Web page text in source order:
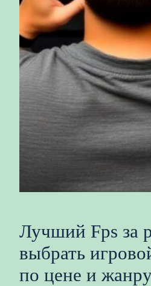
Лучший Fps за
выбрать
по цене и